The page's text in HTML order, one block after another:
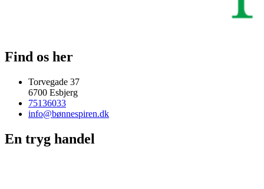
Find os her
Torvegade 37
6700 Esbjerg
75136033
info@bønnespiren.dk
En tryg handel